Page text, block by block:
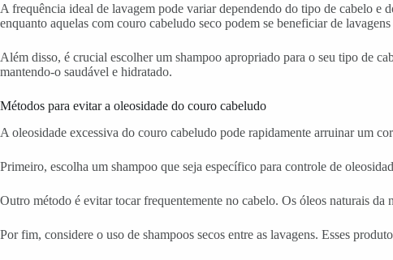
A frequência ideal de lavagem pode variar dependendo do tipo de cabelo e
enquanto aquelas com couro cabeludo seco podem se beneficiar de
Além disso, é crucial escolher um shampoo apropriado para o seu tipo de
mantendo-o saudável e hidratado.
Métodos para evitar a oleosidade do couro cabeludo
A oleosidade excessiva do couro cabeludo pode rapidamente arruinar um
Primeiro, escolha um shampoo que seja específico para controle de
Outro método é evitar tocar frequentemente no cabelo. Os óleos naturais
Por fim, considere o uso de shampoos secos entre as lavagens. Esses